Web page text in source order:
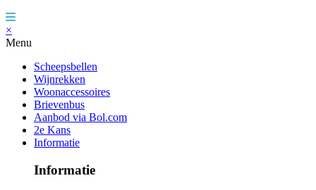
×
Menu
Scheepsbellen
Wijnrekken
Woonaccessoires
Brievenbus
Aanbod via Bol.com
2e Kans
Informatie
Informatie